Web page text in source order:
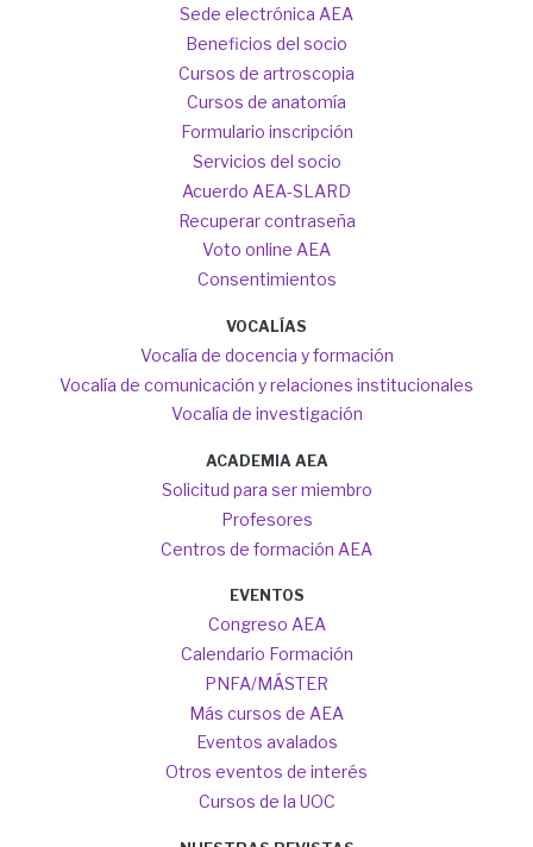
Sede electrónica AEA
Beneficios del socio
Cursos de artroscopia
Cursos de anatomía
Formulario inscripción
Servicios del socio
Acuerdo AEA-SLARD
Recuperar contraseña
Voto online AEA
Consentimientos
VOCALÍAS
Vocalía de docencia y formación
Vocalía de comunicación y relaciones institucionales
Vocalía de investigación
ACADEMIA AEA
Solicitud para ser miembro
Profesores
Centros de formación AEA
EVENTOS
Congreso AEA
Calendario Formación
PNFA/MÁSTER
Más cursos de AEA
Eventos avalados
Otros eventos de interés
Cursos de la UOC